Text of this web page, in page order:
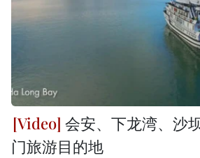
会安、下龙湾、沙
门旅游目的地